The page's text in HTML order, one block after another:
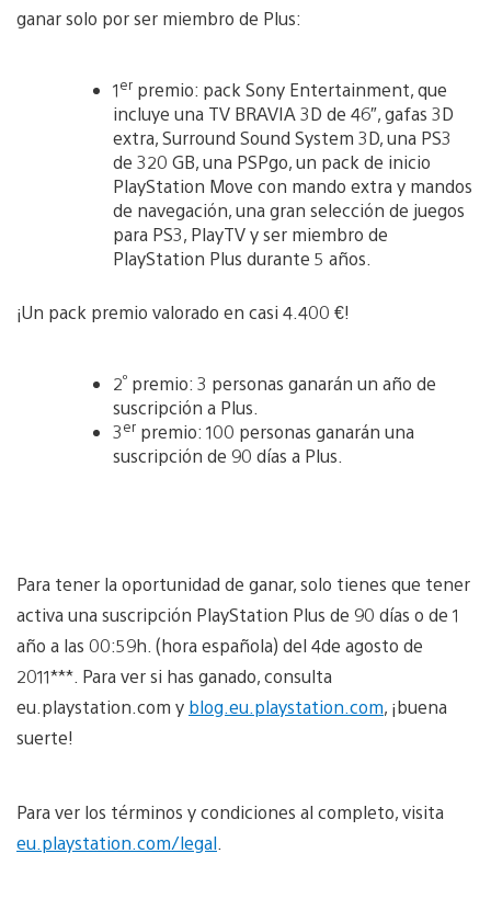
ganar solo por ser miembro de Plus:
1er premio: pack Sony Entertainment, que
incluye una TV BRAVIA 3D de 46″, gafas 3D
extra, Surround Sound System 3D, una PS3
de 320 GB, una PSPgo, un pack de inicio
PlayStation Move con mando extra y mandos
de navegación, una gran selección de juegos
para PS3, PlayTV y ser miembro de
PlayStation Plus durante 5 años.
¡Un pack premio valorado en casi 4.400 €!
2º premio: 3 personas ganarán un año de
suscripción a Plus.
3er premio: 100 personas ganarán una
suscripción de 90 días a Plus.
Para tener la oportunidad de ganar, solo tienes que tener
activa una suscripción PlayStation Plus de 90 días o de 1
año a las 00:59h. (hora española) del 4de agosto de
2011***. Para ver si has ganado, consulta
eu.playstation.com y blog.eu.playstation.com, ¡buena
suerte!
Para ver los términos y condiciones al completo, visita
eu.playstation.com/legal